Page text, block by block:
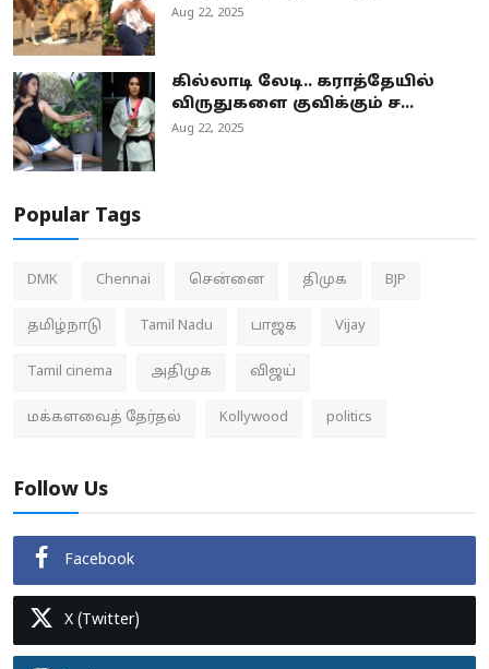
Aug 22, 2025
கில்லாடி லேடி.. கராத்தேயில்
விருதுகளை குவிக்கும் ச...
Aug 22, 2025
Popular Tags
DMK Chennai சென்னை திமுக BJP
தமிழ்நாடு Tamil Nadu பாஜக Vijay
Tamil cinema அதிமுக விஜய்
மக்களவைத் தேர்தல் Kollywood politics
Follow Us
Facebook
X (Twitter)